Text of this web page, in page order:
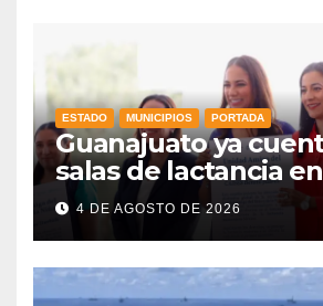
ESTADO MUNICIPIOS PORTADA
Guanajuato ya
salas de lactancia
de trabajo:
4 DE AGOSTO DE 2026